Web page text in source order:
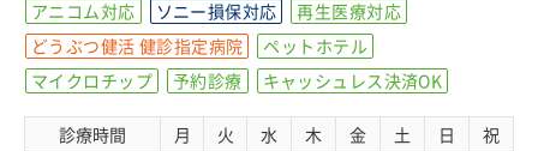
アニコム対応 ソニー損保対応
再生医療対応
どうぶつ健活 健診指定病院
ペットホテル
マイクロチップ
予約診療 キャッシュレス決済OK
診療時間 月 火 水 木 金 土 日 祝